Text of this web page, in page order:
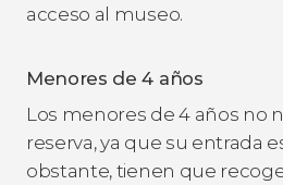
acceso al museo.
Menores de 4 años
Los menores de 4 años no
reserva, ya que su entrada
obstante, tienen que